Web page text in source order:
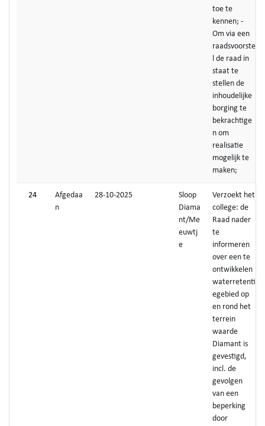
toe te
kennen; -
Om via een
raadsvoorste
l de raad in
staat te
stellen de
inhoudelijke
borging te
bekrachtige
n om
realisatie
mogelijk te
maken;
24
Afgedaa
n
28-10-2025
Sloop
Diama
nt/Me
euwtj
e
Verzoekt het
college: de
Raad nader
te
informeren
over een te
ontwikkelen
waterretenti
egebied op
en rond het
terrein
waarde
Diamant is
gevestigd,
incl. de
gevolgen
van een
beperking
door